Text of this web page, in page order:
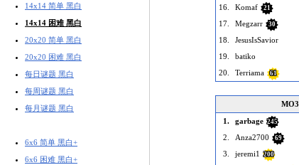
14x14 简单 黑白
14x14 困难 黑白
20x20 简单 黑白
20x20 困难 黑白
每日谜题 黑白
每周谜题 黑白
每月谜题 黑白
6x6 简单 黑白+
6x6 困难 黑白+
16.
Komaf 21
17.
Megzarr 30
18.
JesusIsSavior
19.
batiko
20.
Terriama 61
MO3
1.
garbage 245
2.
Anza2700 69
3.
jeremi1 200